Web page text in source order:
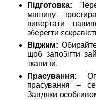
Підготовка:
машину
вивертати
зберегти
Віджим:
щоб запобігти
тканини.
Прасування:
прасування –
Завдяки